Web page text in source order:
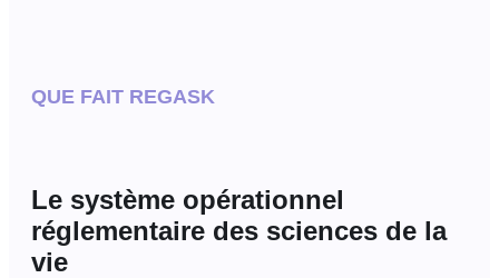
QUE FAIT REGASK
Le système opérationnel
réglementaire des sciences de la
vie